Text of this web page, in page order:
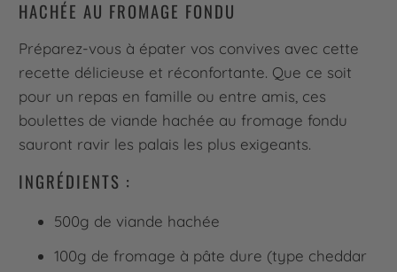
HACHÉE AU FROMAGE FONDU
Préparez-vous à épater vos convives avec cette
recette délicieuse et réconfortante. Que ce soit
pour un repas en famille ou entre amis, ces
boulettes de viande hachée au fromage fondu
sauront ravir les palais les plus exigeants.
INGRÉDIENTS :
500g de viande hachée
100g de fromage à pâte dure (type cheddar